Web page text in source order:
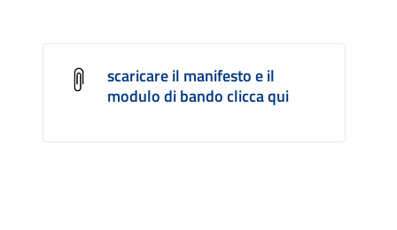
scaricare il manifesto e il
modulo di bando clicca qui